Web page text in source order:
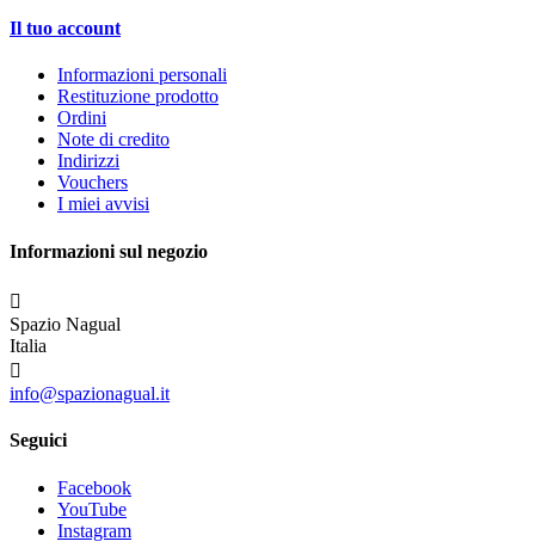
Il tuo account
Informazioni personali
Restituzione prodotto
Ordini
Note di credito
Indirizzi
Vouchers
I miei avvisi
Informazioni sul negozio

Spazio Nagual
Italia

info@spazionagual.it
Seguici
Facebook
YouTube
Instagram